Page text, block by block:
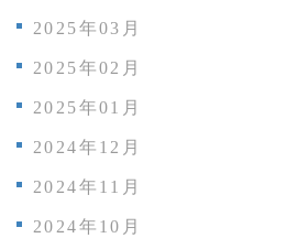
2025年03月
2025年02月
2025年01月
2024年12月
2024年11月
2024年10月